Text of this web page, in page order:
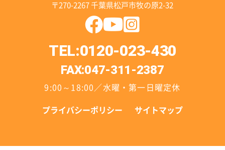
〒270-2267 千葉県松戸市牧の原2-32
TEL:0120-023-430
FAX:047-311-2387
9:00～18:00／水曜・第一日曜定休
プライバシーポリシー サイトマップ